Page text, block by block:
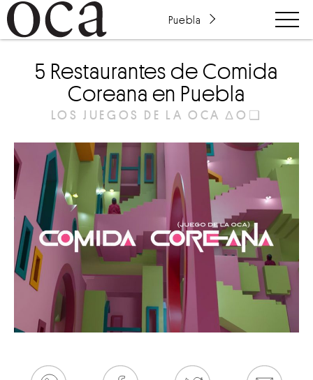
Puebla
5 Restaurantes de Comida
Coreana en Puebla
LOS JUEGOS DE LA OCA ΔO❏